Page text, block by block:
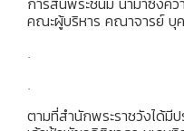
คณะผู้บริหาร คณาจารย์ บุ
ตามที่สำนักพระราชวังได้มีป